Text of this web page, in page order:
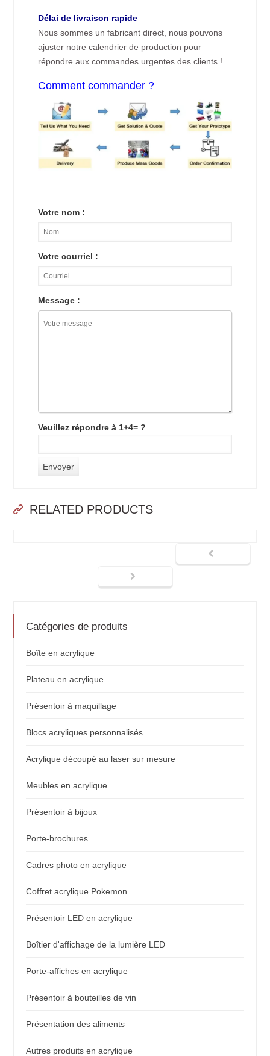
Délai de livraison rapide
Nous sommes un fabricant direct, nous pouvons
ajuster notre calendrier de production pour
répondre aux commandes urgentes des clients !
Comment commander ?
Votre nom :
Votre courriel :
Message :
Veuillez répondre à 1+4= ?
RELATED PRODUCTS
Catégories de produits
Boîte en acrylique
Plateau en acrylique
Présentoir à maquillage
Blocs acryliques personnalisés
Acrylique découpé au laser sur mesure
Meubles en acrylique
Présentoir à bijoux
Porte-brochures
Cadres photo en acrylique
Coffret acrylique Pokemon
Présentoir LED en acrylique
Boîtier d'affichage de la lumière LED
Porte-affiches en acrylique
Présentoir à bouteilles de vin
Présentation des aliments
Autres produits en acrylique